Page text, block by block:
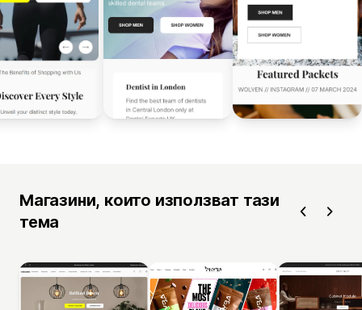
Магазини, които използват тази
тема